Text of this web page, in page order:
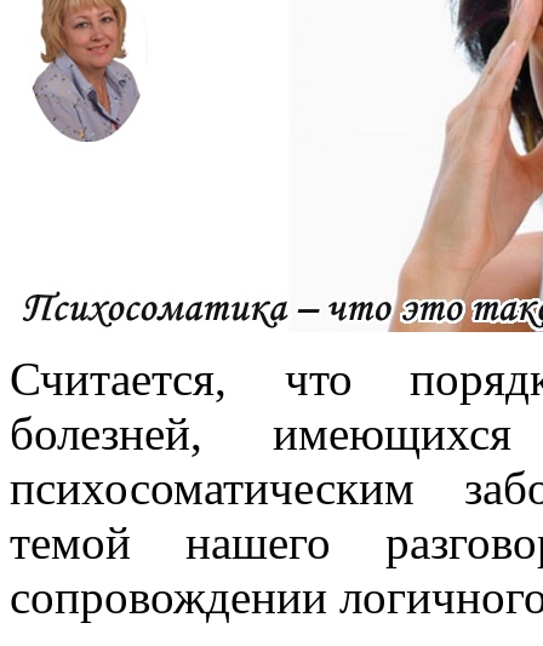
Считается, что
болезней,
психосоматическим
темой нашего
сопровождении